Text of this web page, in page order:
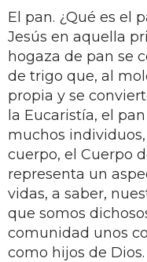
El pan. ¿Qué es el
Jesús en aquella
hogaza de pan se
de trigo que, al
propia y se
la Eucaristía, el
muchos
cuerpo, el Cuerpo
representa un
vidas, a saber,
que somos
comunidad unos
como hijos de